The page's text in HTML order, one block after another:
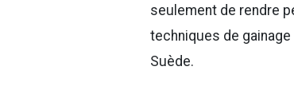
seulement de rendre
techniques de
Suède.